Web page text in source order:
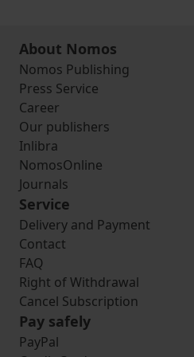
About Nomos
Nomos Publishing
Press Service
Career
Our publishers
Inlibra
NomosOnline
Journals
Service
Delivery and Payment
Contact
FAQ
Right of Withdrawal
Cancel Subscription
Pay safely
PayPal